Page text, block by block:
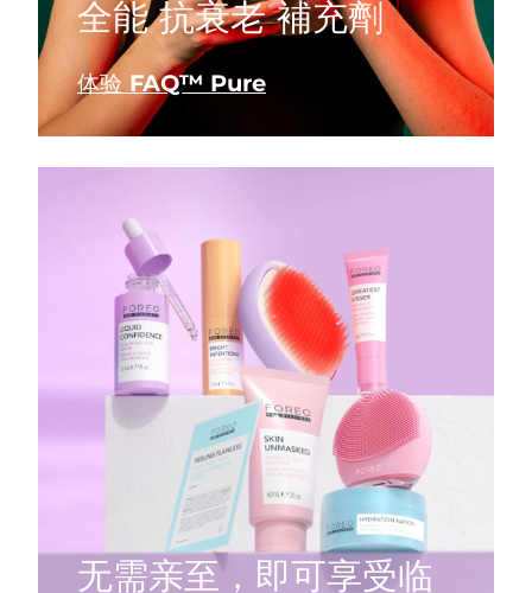
全能 抗衰老 補充劑
体验 FAQ™ Pure
无需亲至，即可享受临